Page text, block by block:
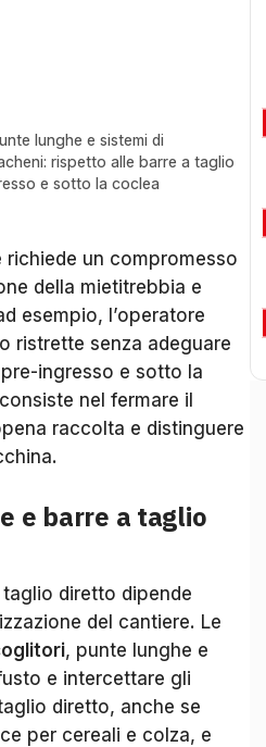
lunghe e sistemi di
rispetto alle barre a taglio
e sotto la coclea
un compromesso
della mietitrebbia e
esempio, l’operatore
ristrette senza adeguare
ingresso e sotto la
nel fermare il
raccolta e distinguere
e barre a taglio
diretto dipende
del cantiere. Le
, punte lunghe e
e intercettare gli
diretto, anche se
per cereali e colza, e